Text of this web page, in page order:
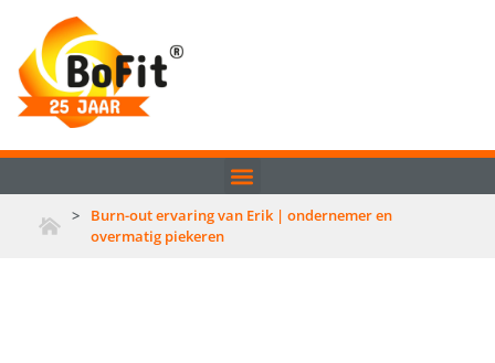
>
Burn-out ervaring van Erik | ondernemer en
overmatig piekeren